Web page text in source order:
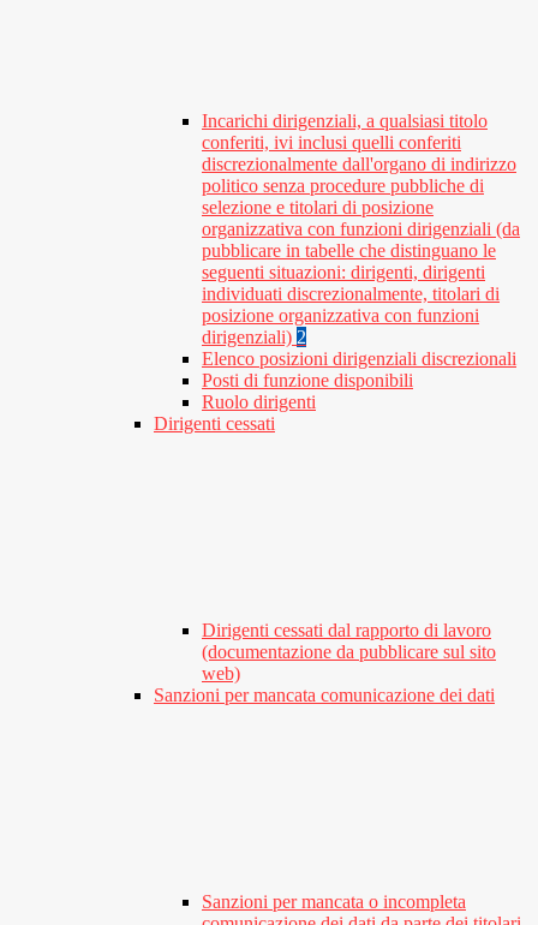
Incarichi dirigenziali, a qualsiasi titolo
conferiti, ivi inclusi quelli conferiti
discrezionalmente dall'organo di indirizzo
politico senza procedure pubbliche di
selezione e titolari di posizione
organizzativa con funzioni dirigenziali (da
pubblicare in tabelle che distinguano le
seguenti situazioni: dirigenti, dirigenti
individuati discrezionalmente, titolari di
posizione organizzativa con funzioni
dirigenziali) 2
Elenco posizioni dirigenziali discrezionali
Posti di funzione disponibili
Ruolo dirigenti
Dirigenti cessati
Dirigenti cessati dal rapporto di lavoro
(documentazione da pubblicare sul sito
web)
Sanzioni per mancata comunicazione dei dati
Sanzioni per mancata o incompleta